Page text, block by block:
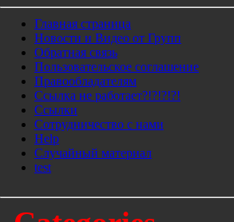
Главная страница
Новости и Видео от Групп
Обратная связь
Пользовательское соглашение
Правообладателям
Ссылка не работает?!?!?!?!
Ссылки
Сотрудничество с нами
Help
Cлучайный материал
test